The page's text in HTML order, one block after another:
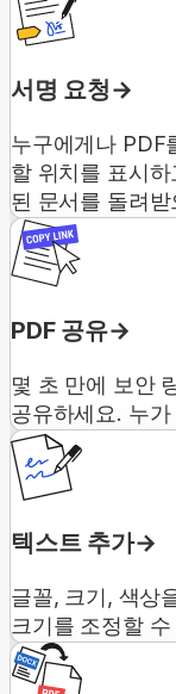
서명 요청
누구에게나 PDF
할 위치를 표시
된 문서를 돌려받
PDF 공유
몇 초 만에 보안
공유하세요. 누
텍스트 추가
글꼴, 크기, 색상
크기를 조정할 수